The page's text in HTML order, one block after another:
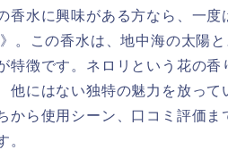
香水に興味がある方なら、一
。この香水は、地中海の太陽
特徴です。ネロリという花の
他にはない独特の魅力を放っ
から使用シーン、口コミ評価
。